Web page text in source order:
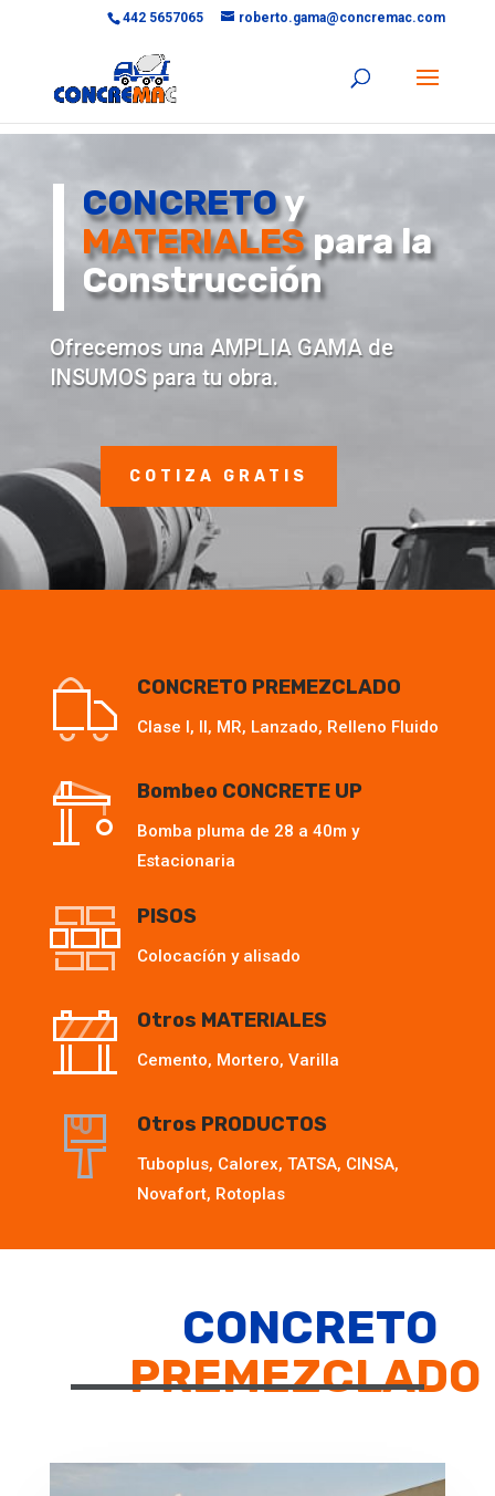
442 5657065 roberto.gama@concremac.com
CONCRETOy
MATERIALESpara la
Construcción
Ofrecemos una AMPLIA GAMA de
INSUMOS para tu obra.
COTIZA GRATIS
CONCRETO PREMEZCLADO
Clase I, II, MR, Lanzado, Relleno Fluido
Bombeo CONCRETE UP
Bomba pluma de 28 a 40m y
Estacionaria
PISOS
Colocacíón y alisado
Otros MATERIALES
Cemento, Mortero, Varilla
Otros PRODUCTOS
Tuboplus, Calorex, TATSA, CINSA,
Novafort, Rotoplas
CONCRETO
PREMEZCLADO